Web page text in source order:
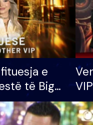
e
të Big
prej 100